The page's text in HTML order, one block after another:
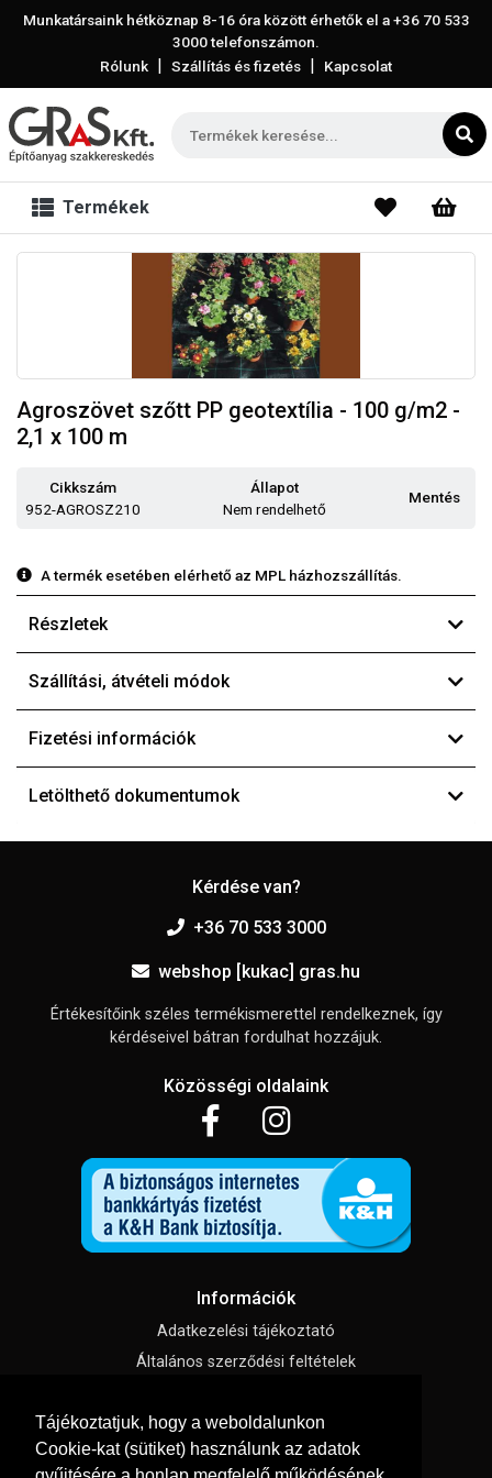
Tájékoztatjuk, hogy a weboldalunkon
Cookie-kat (sütiket) használunk az adatok
Munkatársaink hétköznap 8-16 óra között érhetők el a+36 70 533
3000telefonszámon.
Rólunk | Szállítás és fizetés | Kapcsolat
Termékek
Agroszövet szőtt PP geotextília - 100 g/m2 -
2,1 x 100 m
Cikkszám
952-AGROSZ210
Állapot
Nem rendelhető
Mentés
A termék esetében elérhető az MPL házhozszállítás.
Részletek
Szállítási, átvételi módok
Fizetési információk
Letölthető dokumentumok
Kérdése van?
+36 70 533 3000
webshop [kukac] gras.hu
Értékesítőink széles termékismerettel rendelkeznek, így
kérdéseivel bátran fordulhat hozzájuk.
Közösségi oldalaink
Információk
Adatkezelési tájékoztató
Általános szerződési feltételek
Süti beállítások